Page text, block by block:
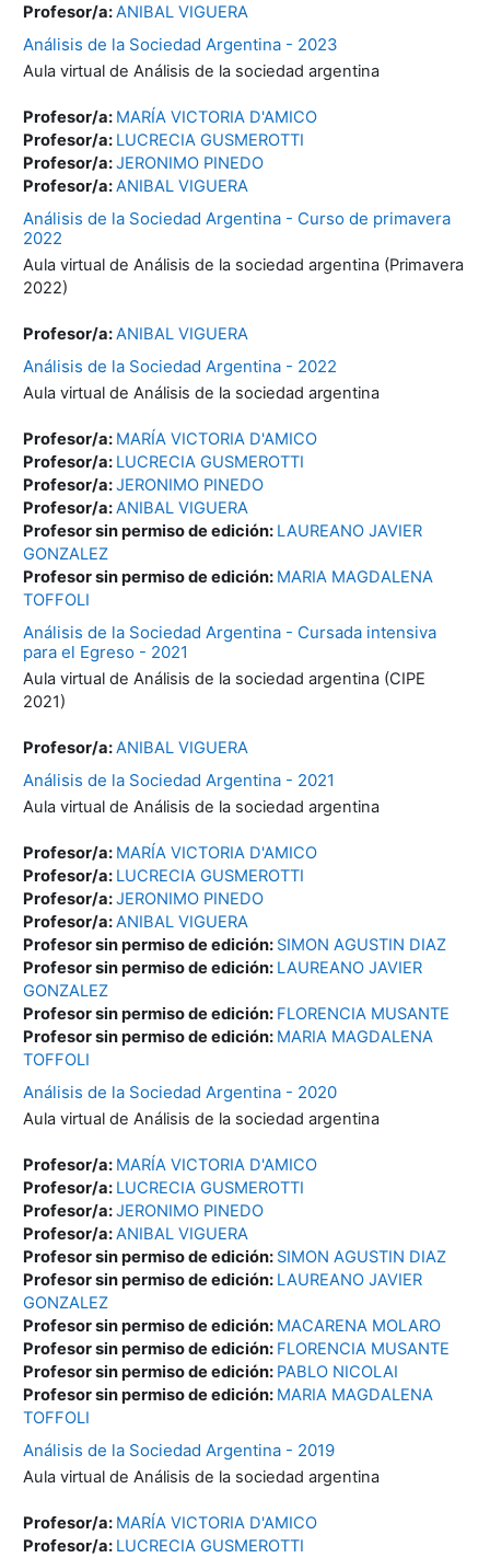
Profesor/a:ANIBAL VIGUERA
Análisis de la Sociedad Argentina - 2023
Aula virtual de Análisis de la sociedad argentina
Profesor/a: MARÍA VICTORIA D'AMICO
Profesor/a: LUCRECIA GUSMEROTTI
Profesor/a:JERONIMO PINEDO
Profesor/a:ANIBAL VIGUERA
Análisis de la Sociedad Argentina - Curso de primavera
2022
Aula virtual de Análisis de la sociedad argentina (Primavera
2022)
Profesor/a:ANIBAL VIGUERA
Análisis de la Sociedad Argentina - 2022
Aula virtual de Análisis de la sociedad argentina
Profesor/a: MARÍA VICTORIA D'AMICO
Profesor/a: LUCRECIA GUSMEROTTI
Profesor/a:JERONIMO PINEDO
Profesor/a:ANIBAL VIGUERA
Profesor sin permiso de edición: LAUREANO JAVIER
GONZALEZ
Profesor sin permiso de edición: MARIA MAGDALENA
TOFFOLI
Análisis de la Sociedad Argentina - Cursada intensiva
para el Egreso - 2021
Aula virtual de Análisis de la sociedad argentina (CIPE
2021)
Profesor/a:ANIBAL VIGUERA
Análisis de la Sociedad Argentina - 2021
Aula virtual de Análisis de la sociedad argentina
Profesor/a: MARÍA VICTORIA D'AMICO
Profesor/a: LUCRECIA GUSMEROTTI
Profesor/a:JERONIMO PINEDO
Profesor/a:ANIBAL VIGUERA
Profesor sin permiso de edición: SIMON AGUSTIN DIAZ
Profesor sin permiso de edición: LAUREANO JAVIER
GONZALEZ
Profesor sin permiso de edición: FLORENCIA MUSANTE
Profesor sin permiso de edición: MARIA MAGDALENA
TOFFOLI
Análisis de la Sociedad Argentina - 2020
Aula virtual de Análisis de la sociedad argentina
Profesor/a: MARÍA VICTORIA D'AMICO
Profesor/a: LUCRECIA GUSMEROTTI
Profesor/a:JERONIMO PINEDO
Profesor/a:ANIBAL VIGUERA
Profesor sin permiso de edición: SIMON AGUSTIN DIAZ
Profesor sin permiso de edición: LAUREANO JAVIER
GONZALEZ
Profesor sin permiso de edición: MACARENA MOLARO
Profesor sin permiso de edición: FLORENCIA MUSANTE
Profesor sin permiso de edición: PABLO NICOLAI
Profesor sin permiso de edición: MARIA MAGDALENA
TOFFOLI
Análisis de la Sociedad Argentina - 2019
Aula virtual de Análisis de la sociedad argentina
Profesor/a: MARÍA VICTORIA D'AMICO
Profesor/a: LUCRECIA GUSMEROTTI